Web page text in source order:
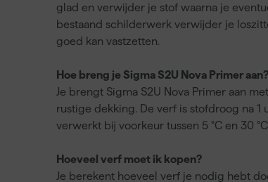
glad en verwijder je stof waarna je
bestaand schilderwerk verwijder je
goed kan vastzetten.
Hoe breng je Sigma S2U Nova Primer aan?
Je brengt Sigma S2U Nova Primer aan
rustige dekking. De verf is stofdroog na
verwerkt bij voorkeur tussen 5 °C en 30
Hoeveel verf moet ik kopen?
Je berekent hoeveel verf je nodig hebt